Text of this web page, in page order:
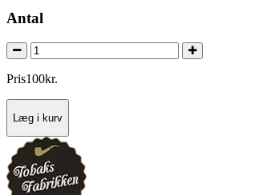
Antal
Pris100kr.
Læg i kurv